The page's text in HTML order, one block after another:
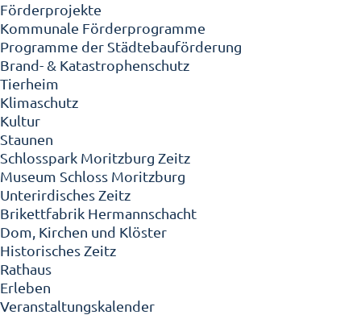
Förderprojekte
Kommunale Förderprogramme
Programme der Städtebauförderung
Brand- & Katastrophenschutz
Tierheim
Klimaschutz
Kultur
Staunen
Schlosspark Moritzburg Zeitz
Museum Schloss Moritzburg
Unterirdisches Zeitz
Brikettfabrik Hermannschacht
Dom, Kirchen und Klöster
Historisches Zeitz
Rathaus
Erleben
Veranstaltungskalender